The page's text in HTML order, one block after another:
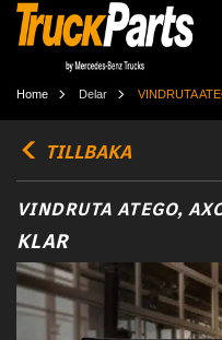
Home Delar VINDRUTA
TILLBAKA
VINDRUTA ATEGO,
KLAR